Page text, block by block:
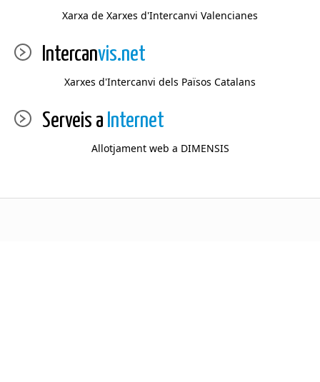
Xarxa de Xarxes d'Intercanvi Valencianes
Intercanvis.net
Xarxes d'Intercanvi dels Països Catalans
Serveis a Internet
Allotjament web a DIMENSIS